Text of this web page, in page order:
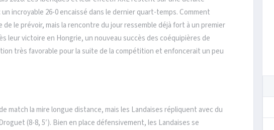
incroyable 26-0 encaissé dans le dernier quart-temps. Comment
le prévoir, mais la rencontre du jour ressemble déjà fort à un premier
leur victoire en Hongrie, un nouveau succès des coéquipières de
très favorable pour la suite de la compétition et enfoncerait un peu
match la mire longue distance, mais les Landaises répliquent avec du
(8-8, 5′). Bien en place défensivement, les Landaises se